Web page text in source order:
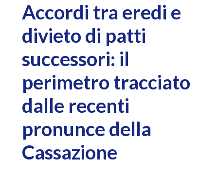
Accordi tra eredi e
divieto di patti
successori: il
perimetro tracciato
dalle recenti
pronunce della
Cassazione